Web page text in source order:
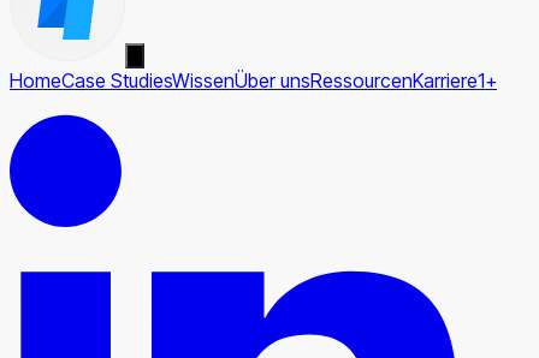
HomeCase StudiesWissenÜber unsRessourcenKarriere1+